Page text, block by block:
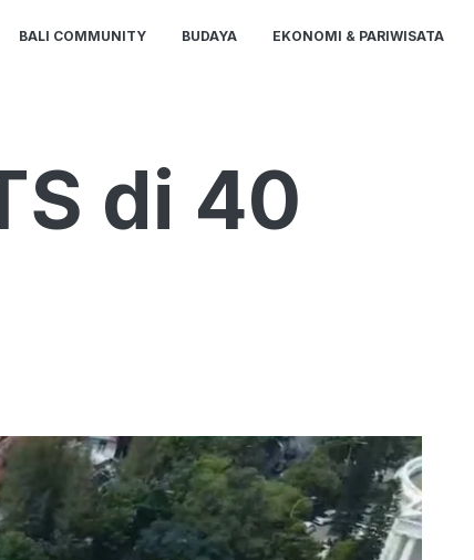
BALI COMMUNITY BUDAYA EKONOMI & PARIWISATA
di 40